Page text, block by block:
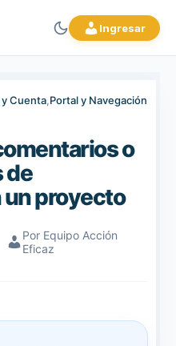
Ingresar
y Cuenta,Portal y Navegación
o
de
proyecto
Por Equipo Acción
Eficaz